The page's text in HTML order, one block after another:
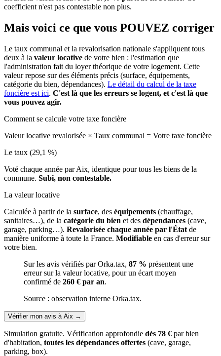
coefficient n'est pas contestable non plus.
Mais voici ce que vous POUVEZ corriger
Le taux communal et la revalorisation nationale s'appliquent tous
deux à la valeur locative de votre bien : l'estimation que
l'administration fait du loyer théorique de votre logement. Cette
valeur repose sur des éléments précis (surface, équipements,
catégorie du bien, dépendances). Le détail du calcul de la taxe
foncière est ici. C'est là que les erreurs se logent, et c'est là que
vous pouvez agir.
Comment se calcule votre taxe foncière
Valeur locative revalorisée × Taux communal = Votre taxe foncière
Le taux (29,1 %)
Voté chaque année par Aix, identique pour tous les biens de la
commune. Subi, non contestable.
La valeur locative
Calculée à partir de la surface, des équipements (chauffage,
sanitaires…), de la catégorie du bien et des dépendances (cave,
garage, parking…). Revalorisée chaque année par l'État de
manière uniforme à toute la France. Modifiable en cas d'erreur sur
votre bien.
Sur les avis vérifiés par Orka.tax, 87 % présentent une
erreur sur la valeur locative, pour un écart moyen
confirmé de 260 € par an.
Source : observation interne Orka.tax.
Vérifier mon avis à Aix →
Simulation gratuite. Vérification approfondie dès 78 € par bien
d'habitation, toutes les dépendances offertes (cave, garage,
parking, box).